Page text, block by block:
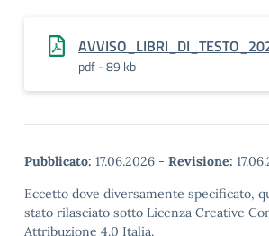
pdf - 89 kb
Pubblicato: 17.06.2026 - Revisione:
Eccetto dove diversamente specificato,
stato rilasciato sotto Licenza Creative
Attribuzione 4.0 Italia.